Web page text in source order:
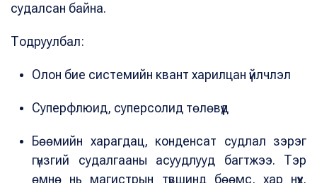
судалсан байна.
Тодруулбал:
Олон бие системийн квант харилцан үйлчлэл
Суперфлюид, суперсолид төлөвүүд
Бөөмийн харагдац, конденсат судлал зэрэг
гүнзгий судалгааны асуудлууд багтжээ. Тэр
өмнө нь магистрын түвшинд бөөмс, хар нүх,